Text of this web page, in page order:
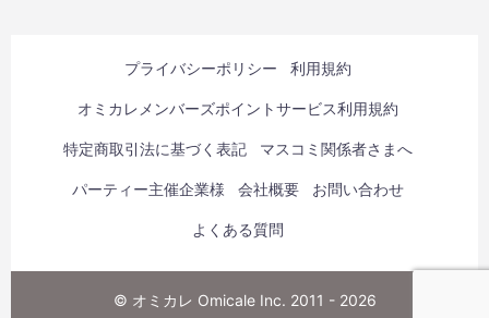
プライバシーポリシー 利用規約
オミカレメンバーズポイントサービス利用規約
特定商取引法に基づく表記 マスコミ関係者さまへ
パーティー主催企業様 会社概要 お問い合わせ
よくある質問
© オミカレ Omicale Inc. 2011 - 2026